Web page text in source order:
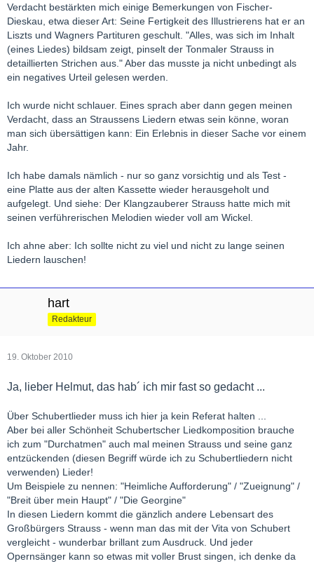
Verdacht bestärkten mich einige Bemerkungen von Fischer-
Dieskau, etwa dieser Art: Seine Fertigkeit des Illustrierens hat er an
Liszts und Wagners Partituren geschult. "Alles, was sich im Inhalt
(eines Liedes) bildsam zeigt, pinselt der Tonmaler Strauss in
detaillierten Strichen aus." Aber das musste ja nicht unbedingt als
ein negatives Urteil gelesen werden.
Ich wurde nicht schlauer. Eines sprach aber dann gegen meinen
Verdacht, dass an Straussens Liedern etwas sein könne, woran
man sich übersättigen kann: Ein Erlebnis in dieser Sache vor einem
Jahr.
Ich habe damals nämlich - nur so ganz vorsichtig und als Test -
eine Platte aus der alten Kassette wieder herausgeholt und
aufgelegt. Und siehe: Der Klangzauberer Strauss hatte mich mit
seinen verführerischen Melodien wieder voll am Wickel.
Ich ahne aber: Ich sollte nicht zu viel und nicht zu lange seinen
Liedern lauschen!
hart
Redakteur
19. Oktober 2010
Ja, lieber Helmut, das hab´ ich mir fast so gedacht ...
Über Schubertlieder muss ich hier ja kein Referat halten ...
Aber bei aller Schönheit Schubertscher Liedkomposition brauche
ich zum "Durchatmen" auch mal meinen Strauss und seine ganz
entzückenden (diesen Begriff würde ich zu Schubertliedern nicht
verwenden) Lieder!
Um Beispiele zu nennen: "Heimliche Aufforderung" / "Zueignung" /
"Breit über mein Haupt" / "Die Georgine"
In diesen Liedern kommt die gänzlich andere Lebensart des
Großbürgers Strauss - wenn man das mit der Vita von Schubert
vergleicht - wunderbar brillant zum Ausdruck. Und jeder
Opernsänger kann so etwas mit voller Brust singen, ich denke da